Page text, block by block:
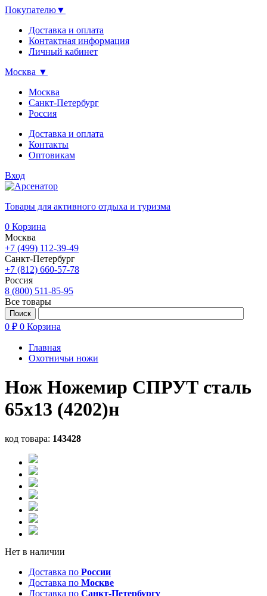
Покупателю▼
Доставка и оплата
Контактная информация
Личный кабинет
Москва ▼
Москва
Санкт-Петербург
Россия
Доставка и оплата
Контакты
Оптовикам
Вход
Товары для активного отдыха и туризма
0 Корзина
Москва
+7 (499) 112-39-49
Санкт-Петербург
+7 (812) 660-57-78
Россия
8 (800) 511-85-95
Все товары
0 ₽ 0 Корзина
Главная
Охотничьи ножи
Нож Ножемир СПРУТ сталь
65х13 (4202)н
код товара: 143428
Нет в наличии
Доставка по России
Доставка по Москве
Доставка по Санкт-Петербургу